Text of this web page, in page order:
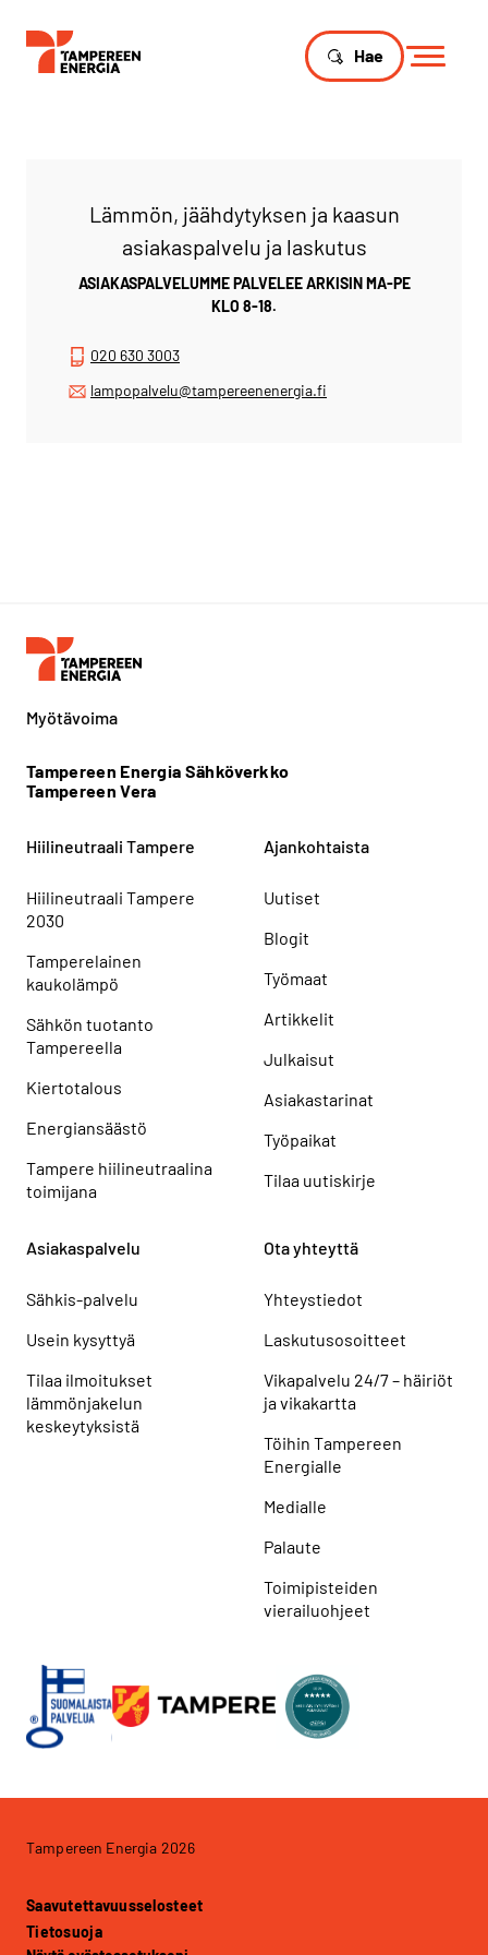
Hae
Lämmön, jäähdytyksen ja kaasun
asiakaspalvelu ja laskutus
ASIAKASPALVELUMME PALVELEE ARKISIN MA-PE
KLO 8-18.
020 630 3003
lampopalvelu@tampereenenergia.fi
Myötävoima
Tampereen Energia Sähköverkko
Tampereen Vera
Hiilineutraali Tampere
Hiilineutraali Tampere
2030
Tamperelainen
kaukolämpö
Sähkön tuotanto
Tampereella
Kiertotalous
Energiansäästö
Tampere hiilineutraalina
toimijana
Ajankohtaista
Uutiset
Blogit
Työmaat
Artikkelit
Julkaisut
Asiakastarinat
Työpaikat
Tilaa uutiskirje
Asiakaspalvelu
Sähkis-palvelu
Usein kysyttyä
Tilaa ilmoitukset
lämmönjakelun
keskeytyksistä
Ota yhteyttä
Yhteystiedot
Laskutusosoitteet
Vikapalvelu 24/7 – häiriöt
ja vikakartta
Töihin Tampereen
Energialle
Medialle
Palaute
Toimipisteiden
vierailuohjeet
Tampereen Energia 2026
Saavutettavuusselosteet
Tietosuoja